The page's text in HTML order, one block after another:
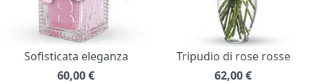
Sofisticata eleganza
60,00€
Tripudio di rose rosse
62,00€